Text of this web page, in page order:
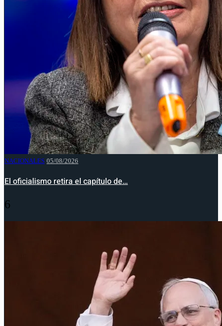
NACIONALES 05/08/2026
El oficialismo retira el capítulo de…
6